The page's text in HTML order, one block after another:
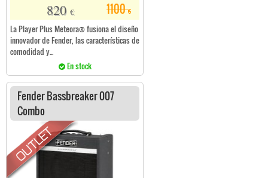
1100€
820 €
La Player Plus Meteora® fusiona el diseño
innovador de Fender, las características de
comodidad y...
En stock
Fender Bassbreaker 007
Combo